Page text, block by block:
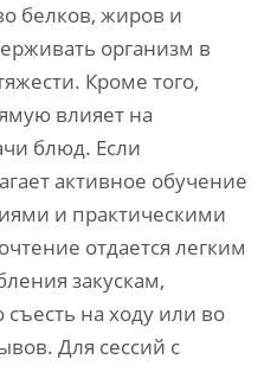
белков, жиров и
организм в
Кроме того,
влияет на
блюд. Если
активное обучение
и практическими
отдается легким
закускам,
на ходу или во
Для сессий с